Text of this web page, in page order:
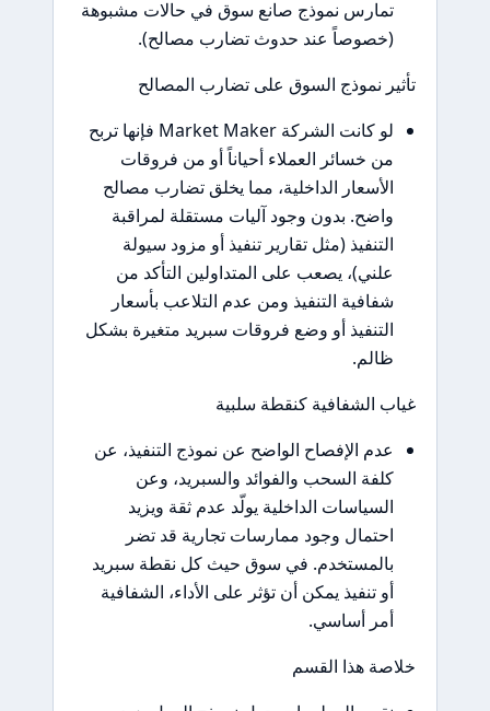
تمارس نموذج صانع سوق في حالات مشبوهة
(خصوصاً عند حدوث تضارب مصالح).
تأثير نموذج السوق على تضارب المصالح
لو كانت الشركة Market Maker فإنها تربح
من خسائر العملاء أحياناً أو من فروقات
الأسعار الداخلية، مما يخلق تضارب مصالح
واضح. بدون وجود آليات مستقلة لمراقبة
التنفيذ (مثل تقارير تنفيذ أو مزود سيولة
علني)، يصعب على المتداولين التأكد من
شفافية التنفيذ ومن عدم التلاعب بأسعار
التنفيذ أو وضع فروقات سبريد متغيرة بشكل
ظالم.
غياب الشفافية كنقطة سلبية
عدم الإفصاح الواضح عن نموذج التنفيذ، عن
كلفة السحب والفوائد والسبريد، وعن
السياسات الداخلية يولّد عدم ثقة ويزيد
احتمال وجود ممارسات تجارية قد تضر
بالمستخدم. في سوق حيث كل نقطة سبريد
أو تنفيذ يمكن أن تؤثر على الأداء، الشفافية
أمر أساسي.
خلاصة هذا القسم